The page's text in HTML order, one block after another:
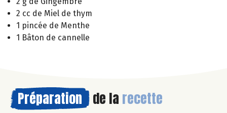
2 cc de Miel de thym
1 pincée de Menthe
1 Bâton de cannelle
Préparation de la recette